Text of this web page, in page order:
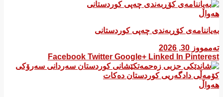
هەواڵ
بەیاننامەی کۆڕبەندی چەپی کوردستانی
تەممووز 30, 2026
Facebook Twitter Google+ Linked In Pinterest
هەواڵ